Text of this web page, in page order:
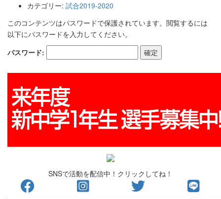
カテゴリー: 試合2019-2020
このコンテンツはパスワードで保護されています。閲覧するには
以下にパスワードを入力してください。
パスワード:
SNSで活動を配信中！クリックしてね！